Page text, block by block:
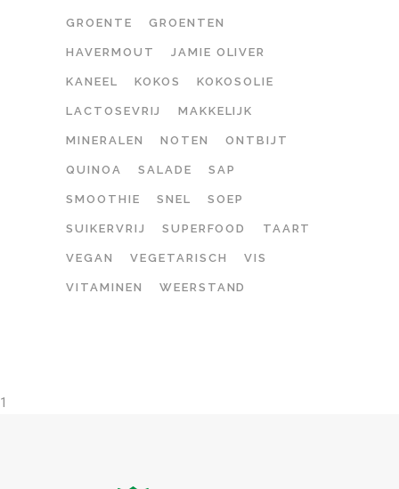
GROENTE GROENTEN
HAVERMOUT JAMIE OLIVER
KANEEL KOKOS KOKOSOLIE
LACTOSEVRIJ MAKKELIJK
MINERALEN NOTEN ONTBIJT
QUINOA SALADE SAP
SMOOTHIE SNEL SOEP
SUIKERVRIJ SUPERFOOD TAART
VEGAN VEGETARISCH VIS
VITAMINEN WEERSTAND
1